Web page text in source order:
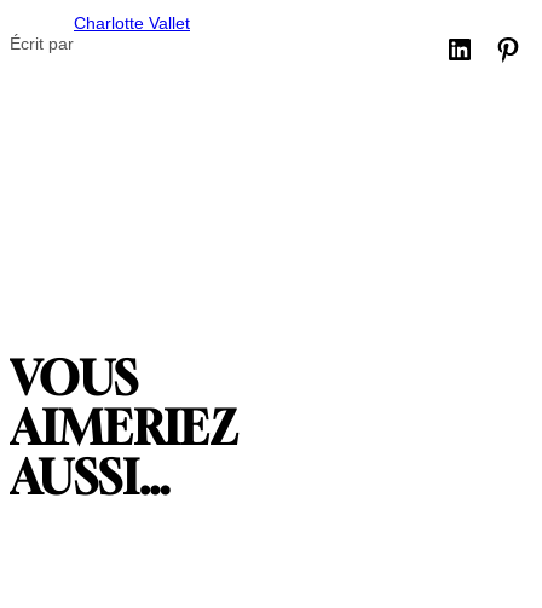
Écrit par
Charlotte Vallet
VOUS
AIMERIEZ
AUSSI…